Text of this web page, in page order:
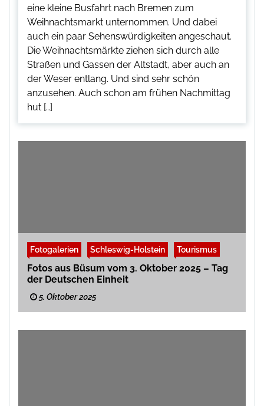
eine kleine Busfahrt nach Bremen zum
Weihnachtsmarkt unternommen. Und dabei
auch ein paar Sehenswürdigkeiten angeschaut.
Die Weihnachtsmärkte ziehen sich durch alle
Straßen und Gassen der Altstadt, aber auch an
der Weser entlang. Und sind sehr schön
anzusehen. Auch schon am frühen Nachmittag
hut […]
Fotogalerien Schleswig-Holstein Tourismus
Fotos aus Büsum vom 3. Oktober 2025 – Tag
der Deutschen Einheit
5. Oktober 2025